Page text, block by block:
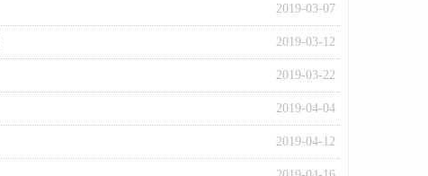
2019-03-07
2019-03-12
2019-03-22
2019-04-04
2019-04-12